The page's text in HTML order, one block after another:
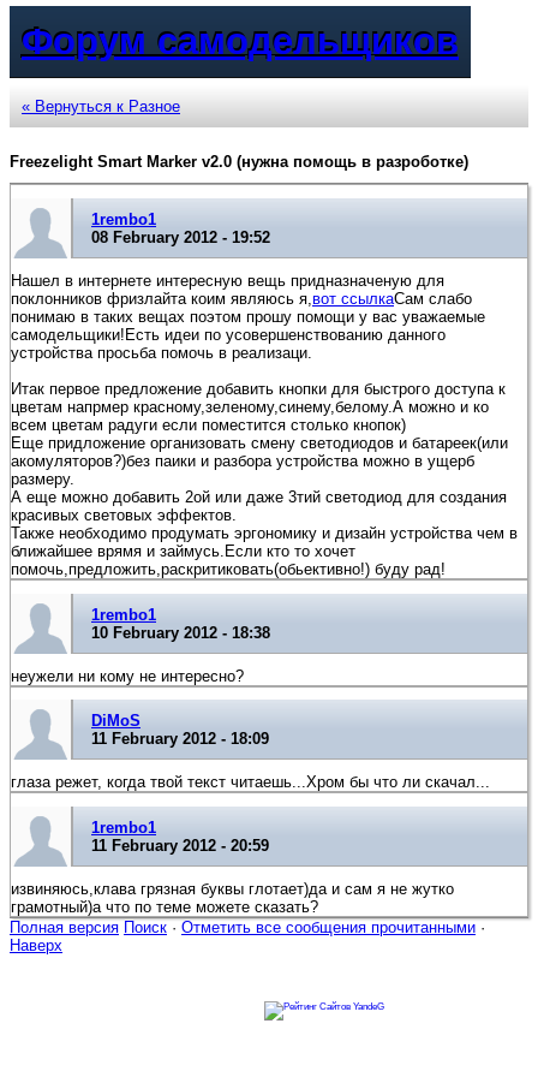
Форум самодельщиков
« Вернуться к Разное
Freezelight Smart Marker v2.0 (нужна помощь в разроботке)
1rembo1
08 February 2012 - 19:52
Нашел в интернете интересную вещь придназначеную для
поклонников фризлайта коим являюсь я, вот ссылкаСам слабо
понимаю в таких вещах поэтом прошу помощи у вас уважаемые
самодельщики!Есть идеи по усовершенствованию данного
устройства просьба помочь в реализаци.
Итак первое предложение добавить кнопки для быстрого доступа к
цветам напрмер красному,зеленому,синему,белому.А можно и ко
всем цветам радуги если поместится столько кнопок)
Еще придложение организовать смену светодиодов и батареек(или
акомуляторов?)без паики и разбора устройства можно в ущерб
размеру.
А еще можно добавить 2ой или даже 3тий светодиод для создания
красивых световых эффектов.
Также необходимо продумать эргономику и дизайн устройства чем в
ближайшее врямя и займусь.Если кто то хочет
помочь,предложить,раскритиковать(обьективно!) буду рад!
1rembo1
10 February 2012 - 18:38
неужели ни кому не интересно?
DiMoS
11 February 2012 - 18:09
глаза режет, когда твой текст читаешь...Хром бы что ли скачал...
1rembo1
11 February 2012 - 20:59
извиняюсь,клава грязная буквы глотает)да и сам я не жутко
грамотный)а что по теме можете сказать?
Полная версия Поиск · Отметить все сообщения прочитанными ·
Наверх